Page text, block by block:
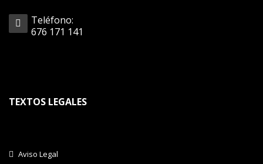
Teléfono:
676 171 141
TEXTOS LEGALES
Aviso Legal